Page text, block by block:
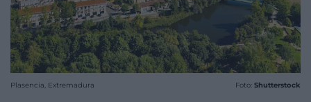
Plasencia, Extremadura Foto: Shutterstock